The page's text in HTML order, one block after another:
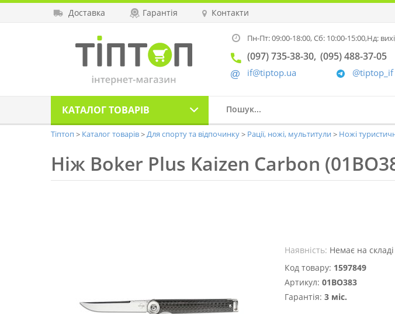
Доставка Гарантія Контакти
Пн-Пт: 09:00-18:00,Сб: 10:00-15:00,Нд:
(097) 735-38-30 (095) 488-37-05
@tiptop_if
if@tiptop.ua
КАТАЛОГТОВАРІВ
Тіптоп Каталог товарів Для спорту та відпочинку Рації, ножі, мультитули Ножі
Ніж Boker Plus Kaizen Carbon
Наявність: Немає на складі
Код товару: 1597849
Артикул: 01BO383
Гарантія: 3 міс.